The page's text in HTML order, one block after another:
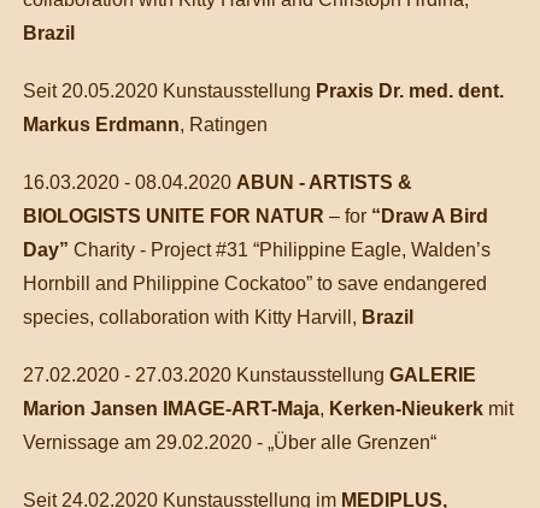
Brazil
Seit 20.05.2020 Kunstausstellung Praxis Dr. med. dent.
Markus Erdmann, Ratingen
16.03.2020 - 08.04.2020 ABUN - ARTISTS &
BIOLOGISTS UNITE FOR NATUR – for “Draw A Bird
Day” Charity - Project #31 “Philippine Eagle, Walden’s
Hornbill and Philippine Cockatoo” to save endangered
species, collaboration with Kitty Harvill, Brazil
27.02.2020 - 27.03.2020 Kunstausstellung GALERIE
Marion Jansen IMAGE-ART-Maja, Kerken-Nieukerk mit
Vernissage am 29.02.2020 - „Über alle Grenzen“
Seit 24.02.2020 Kunstausstellung im MEDIPLUS,